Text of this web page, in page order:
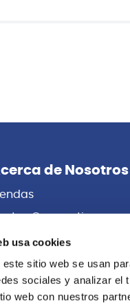
usa cookies
sitio web se usan
sociales y analizar el
web con nuestros
de Nosotros
Corporativas
con Nosotros